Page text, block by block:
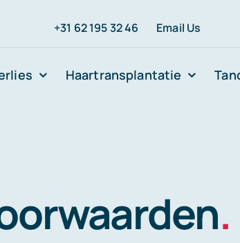
+31 62 195 32 46 Email Us
Haartransplantatie
.